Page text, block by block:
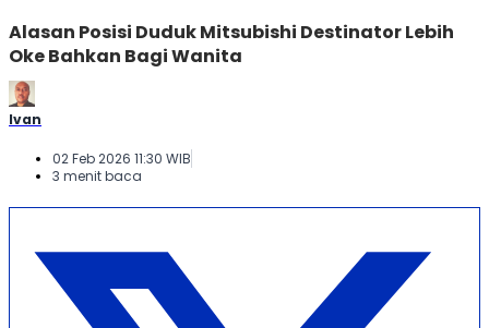
Alasan Posisi Duduk Mitsubishi Destinator Lebih
Oke Bahkan Bagi Wanita
Ivan
02 Feb 2026 11:30 WIB
3 menit baca